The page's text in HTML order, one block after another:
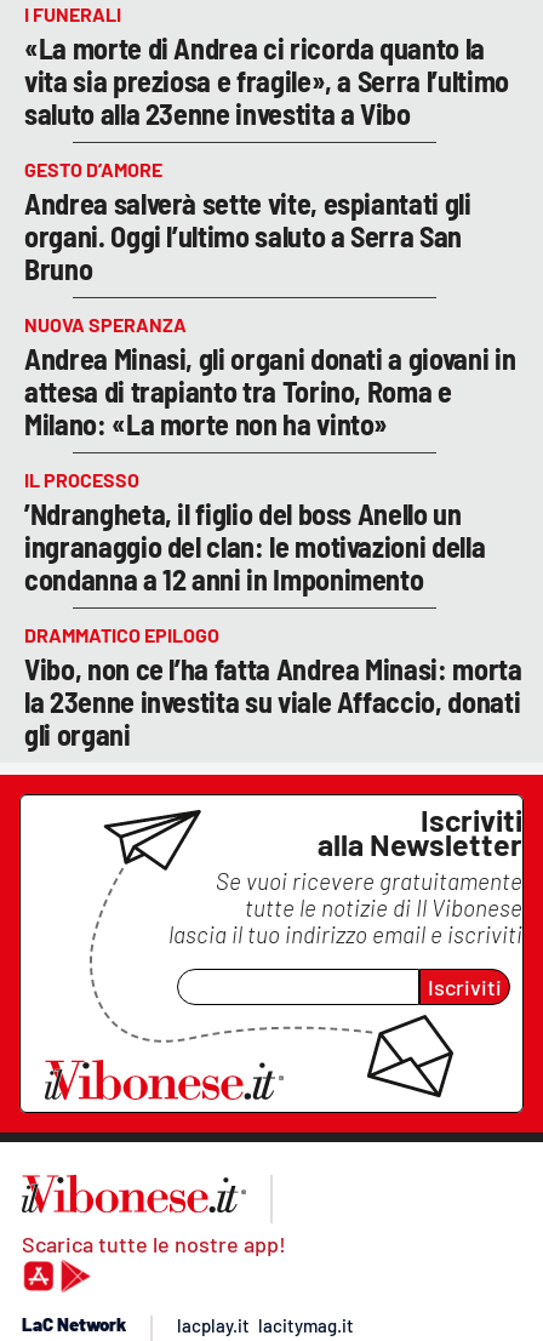
I FUNERALI
«La morte di Andrea ci ricorda quanto la
vita sia preziosa e fragile», a Serra l’ultimo
saluto alla 23enne investita a Vibo
GESTO D’AMORE
Andrea salverà sette vite, espiantati gli
organi. Oggi l’ultimo saluto a Serra San
Bruno
NUOVA SPERANZA
Andrea Minasi, gli organi donati a giovani in
attesa di trapianto tra Torino, Roma e
Milano: «La morte non ha vinto»
IL PROCESSO
’Ndrangheta, il figlio del boss Anello un
ingranaggio del clan: le motivazioni della
condanna a 12 anni in Imponimento
DRAMMATICO EPILOGO
Vibo, non ce l’ha fatta Andrea Minasi: morta
la 23enne investita su viale Affaccio, donati
gli organi
Iscriviti
alla Newsletter
Se vuoi ricevere gratuitamente
tutte le notizie di Il Vibonese
lascia il tuo indirizzo email e iscriviti
Iscriviti
Scarica tutte le nostre app!
LaC Network
lacplay.it lacitymag.it